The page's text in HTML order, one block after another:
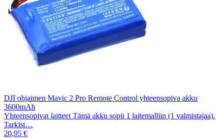
DJI ohjaimen Mavic 2 Pro Remote Control yhteensopiva akku
3600mAh
Yhteensopivat laitteet Tämä akku sopii 1 laitemalliin (1 valmistajaa).
Tarkist…
20,95 €